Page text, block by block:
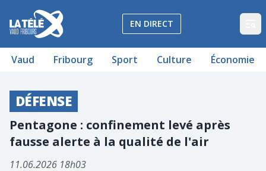
La Télé - Télévision régionale Vaud et Fribourg
EN DIRECT
Vaud Fribourg Sport Culture Économie
DÉFENSE
Pentagone : confinement levé après
fausse alerte à la qualité de l'air
11.06.2026 18h03